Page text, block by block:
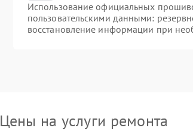
Использование официальных
пользовательскими данными:
восстановление информации при
Цены на услуги ремонта